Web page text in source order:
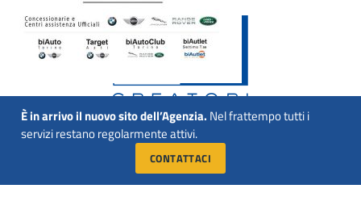
È in arrivo il nuovo sito dell’Agenzia. Nel frattempo tutti i
servizi restano regolarmente attivi.
CONTATTACI